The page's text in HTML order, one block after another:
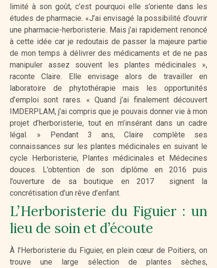
limité à son goût, c’est pourquoi elle s’oriente dans les
études de pharmacie. «J’ai envisagé la possibilité d’ouvrir
une pharmacie-herboristerie. Mais j’ai rapidement renoncé
à cette idée car je redoutais de passer la majeure partie
de mon temps à délivrer des médicaments et de ne pas
manipuler assez souvent les plantes médicinales »,
raconte Claire. Elle envisage alors de travailler en
laboratoire de phytothérapie mais les opportunités
d’emploi sont rares. « Quand j’ai finalement découvert
IMDERPLAM, j’ai compris que je pouvais donner vie à mon
projet d’herboristerie, tout en m’insérant dans un cadre
légal. » Pendant 3 ans, Claire complète ses
connaissances sur les plantes médicinales en suivant le
cycle Herboristerie, Plantes médicinales et Médecines
douces. L’obtention de son diplôme en 2016 puis
l’ouverture de sa boutique en 2017 signent la
concrétisation d’un rêve d’enfant.
L’Herboristerie du Figuier : un
lieu de soin et d’écoute
À l’Herboristerie du Figuier, en plein cœur de Poitiers, on
trouve une large sélection de plantes sèches,